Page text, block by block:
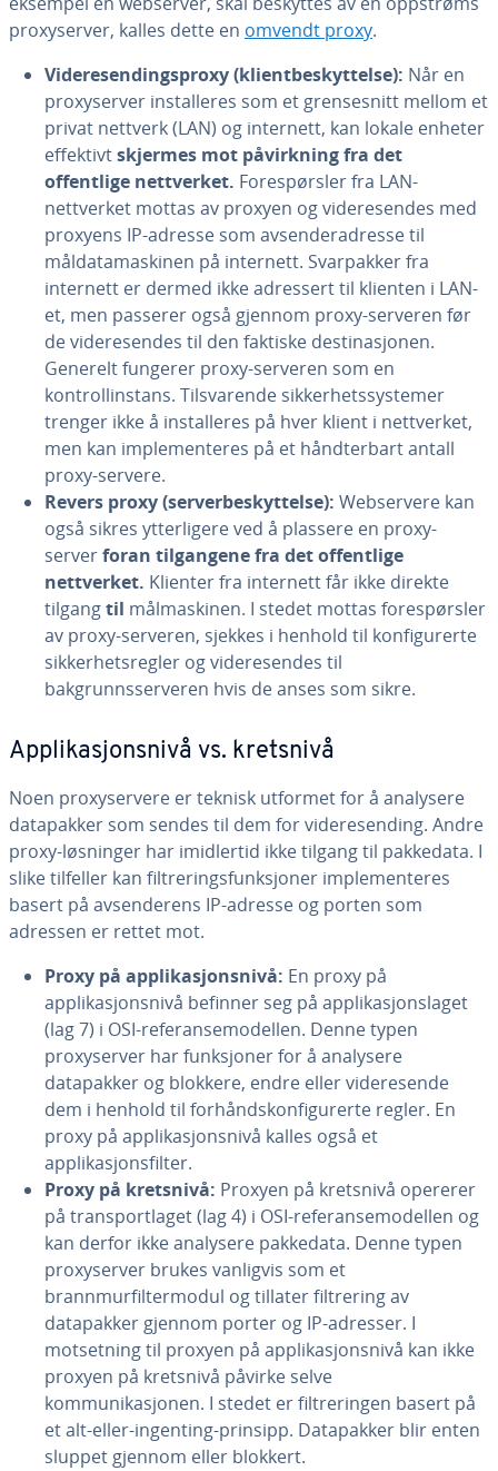
proxyserver, kalles dette en omvendt proxy.
Videresendingsproxy (klientbeskyttelse): Når en
proxyserver installeres som et grensesnitt mellom et
privat nettverk (LAN) og internett, kan lokale enheter
effektivtskjermes mot påvirkning fra det
offentlige nettverket. Forespørsler fra LAN-
nettverket mottas av proxyen og videresendes med
proxyens IP-adresse som avsenderadresse til
måldatamaskinen på internett. Svarpakker fra
internett er dermed ikke adressert til klienten i LAN-
et, men passerer også gjennom proxy-serveren før
de videresendes til den faktiske destinasjonen.
Generelt fungerer proxy-serveren som en
kontrollinstans. Tilsvarende sikkerhetssystemer
trenger ikke å installeres på hver klient i nettverket,
men kan implementeres på et håndterbart antall
proxy-servere.
Revers proxy (serverbeskyttelse): Webservere kan
også sikres ytterligere ved å plassere en proxy-
serverforan tilgangene fra det offentlige
nettverket. Klienter fra internett får ikke direkte
tilgangtil målmaskinen. I stedet mottas forespørsler
av proxy-serveren, sjekkes i henhold til konfigurerte
sikkerhetsregler og videresendes til
bakgrunnsserveren hvis de anses som sikre.
Applikasjonsnivå vs. kretsnivå
Noen proxyservere er teknisk utformet for å analysere
datapakker som sendes til dem for videresending. Andre
proxy-løsninger har imidlertid ikke tilgang til pakkedata. I
slike tilfeller kan filtreringsfunksjoner implementeres
basert på avsenderens IP-adresse og porten som
adressen er rettet mot.
Proxy på applikasjonsnivå: En proxy på
applikasjonsnivå befinner seg på applikasjonslaget
(lag 7) i OSI-referansemodellen. Denne typen
proxyserver har funksjoner for å analysere
datapakker og blokkere, endre eller videresende
dem i henhold til forhåndskonfigurerte regler. En
proxy på applikasjonsnivå kalles også et
applikasjonsfilter.
Proxy på kretsnivå: Proxyen på kretsnivå opererer
på transportlaget (lag 4) i OSI-referansemodellen og
kan derfor ikke analysere pakkedata. Denne typen
proxyserver brukes vanligvis som et
brannmurfiltermodul og tillater filtrering av
datapakker gjennom porter og IP-adresser. I
motsetning til proxyen på applikasjonsnivå kan ikke
proxyen på kretsnivå påvirke selve
kommunikasjonen. I stedet er filtreringen basert på
et alt-eller-ingenting-prinsipp. Datapakker blir enten
sluppet gjennom eller blokkert.